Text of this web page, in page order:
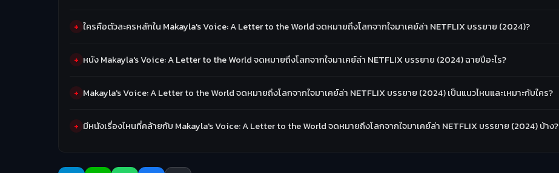
ใครคือตัวละครหลักใน Makayla's Voice: A Letter to the World จดหมายถึงโลกจากใจมาเคย์ล่า NETFLIX บรรยาย (2024)?
หนัง Makayla's Voice: A Letter to the World จดหมายถึงโลกจากใจมาเคย์ล่า NETFLIX บรรยาย (2024) ฉายปีอะไร?
Makayla's Voice: A Letter to the World จดหมายถึงโลกจากใจมาเคย์ล่า NETFLIX บรรยาย (2024) เป็นแนวไหนและเหมาะกับใคร?
มีหนังเรื่องไหนที่คล้ายกับ Makayla's Voice: A Letter to the World จดหมายถึงโลกจากใจมาเคย์ล่า NETFLIX บรรยาย (2024) บ้าง?